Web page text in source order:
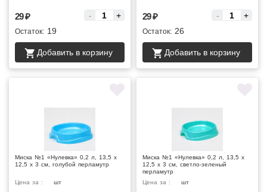
29₽ - +
Остаток: 19
Добавить в корзину
29₽ - +
Остаток: 26
Добавить в корзину
Миска №1 «Нулевка» 0,2 л, 13,5 х
12,5 х 3 см, голубой перламутр
Цена за : шт
Миска №1 «Нулевка» 0,2 л, 13,5 х
12,5 х 3 см, светло-зеленый
перламутр
Цена за :
шт